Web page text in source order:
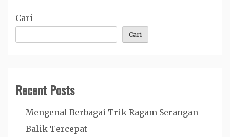
Cari
Cari
Recent Posts
Mengenal Berbagai Trik Ragam Serangan
Balik Tercepat